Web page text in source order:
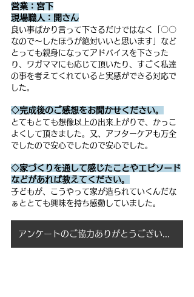
営業：宮下
現場職人：開さん
良い事ばかり言って下さるだけではなく「〇〇
なので～したほうが絶対いいと思います」など
とっても親身になってアドバイスを下さった
り、ワガママにも応じて頂いたり、すごく私達
の事を考えてくれていると実感ができる対応で
した。
◇完成後のご感想をお聞かせください。
とてもとても想像以上の出来上がりで、かっこ
よくして頂きました。又、アフターケアも万全
でしたので安心でしたので安心でした。
◇家づくりを通して感じたことやエピソード
などがあれば教えてください。
子どもが、こうやって家が造られていくんだな
ぁととても興味を持ち感動していました。